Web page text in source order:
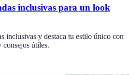
inclusivas para un look
inclusivas y destaca tu estilo único con
consejos útiles.